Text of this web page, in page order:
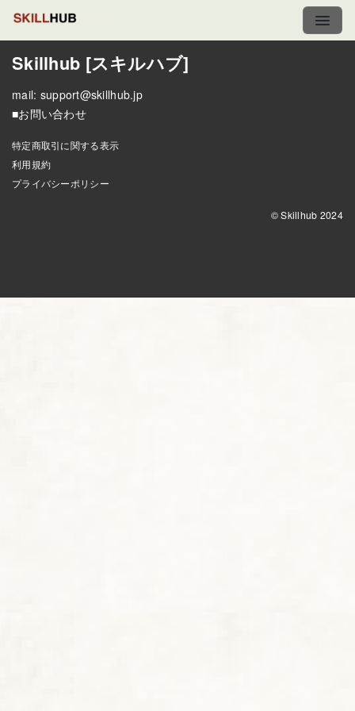
Skillhub [スキルハブ]
mail: support@skillhub.jp
■お問い合わせ
特定商取引に関する表示
利用規約
プライバシーポリシー
© Skillhub 2024